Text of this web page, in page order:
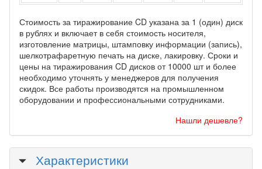
Стоимость за тиражирование CD указана за 1 (один) диск
в рублях и включает в себя стоимость носителя,
изготовление матрицы, штамповку информации (запись),
шелкотрафаретную печать на диске, лакировку. Сроки и
цены на тиражирования CD дисков от 10000 шт и более
необходимо уточнять у менеджеров для получения
скидок. Все работы производятся на промышленном
оборудовании и профессиональными сотрудниками.
Нашли дешевле?
Скрыть
Характеристики